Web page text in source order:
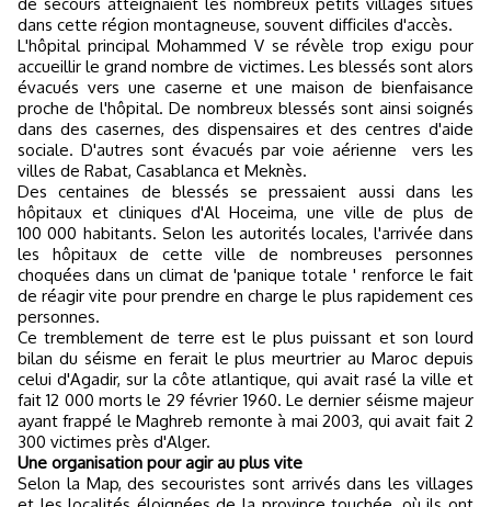
dans cette région montagneuse, souvent difficiles d'accès.
L'hôpital principal Mohammed V se révèle trop exigu pour
accueillir le grand nombre de victimes. Les blessés sont alors
évacués vers une caserne et une maison de bienfaisance
proche de l'hôpital. De nombreux blessés sont ainsi soignés
dans des casernes, des dispensaires et des centres d'aide
sociale. D'autres sont évacués par voie aérienne vers les
villes de Rabat, Casablanca et Meknès.
Des centaines de blessés se pressaient aussi dans les
hôpitaux et cliniques d'Al Hoceima, une ville de plus de
100 000 habitants. Selon les autorités locales, l'arrivée dans
les hôpitaux de cette ville de nombreuses personnes
choquées dans un climat de 'panique totale ' renforce le fait
de réagir vite pour prendre en charge le plus rapidement ces
personnes.
Ce tremblement de terre est le plus puissant et son lourd
bilan du séisme en ferait le plus meurtrier au Maroc depuis
celui d'Agadir, sur la côte atlantique, qui avait rasé la ville et
fait 12 000 morts le 29 février 1960. Le dernier séisme majeur
ayant frappé le Maghreb remonte à mai 2003, qui avait fait 2
300 victimes près d'Alger.
Une organisation pour agir au plus vite
Selon la Map, des secouristes sont arrivés dans les villages